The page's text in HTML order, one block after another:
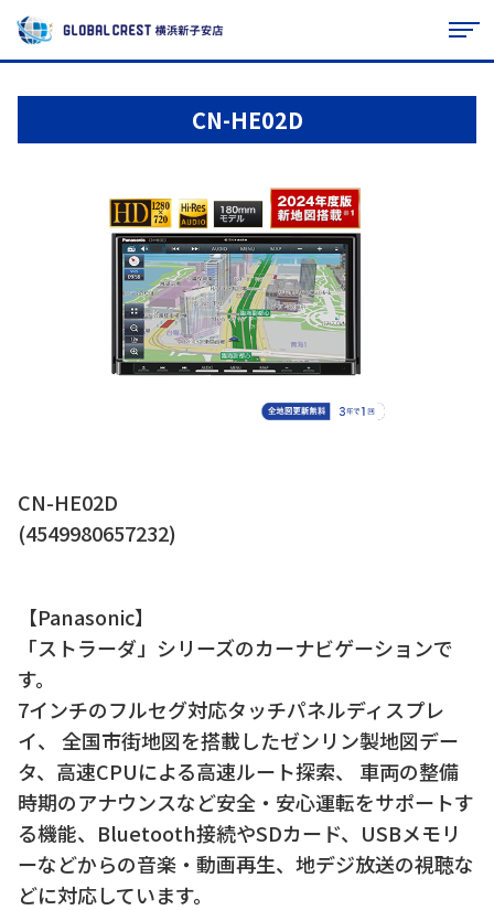
CN-HE02D
CN-HE02D
(4549980657232)
【Panasonic】
「ストラーダ」シリーズのカーナビゲーションで
す。
7インチのフルセグ対応タッチパネルディスプレ
イ、 全国市街地図を搭載したゼンリン製地図デー
タ、高速CPUによる高速ルート探索、 車両の整備
時期のアナウンスなど安全・安心運転をサポートす
る機能、Bluetooth接続やSDカード、USBメモリ
ーなどからの音楽・動画再生、地デジ放送の視聴な
どに対応しています。